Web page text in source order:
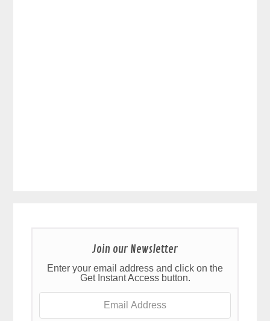
Join our Newsletter
Enter your email address and click on the
Get Instant Access button.